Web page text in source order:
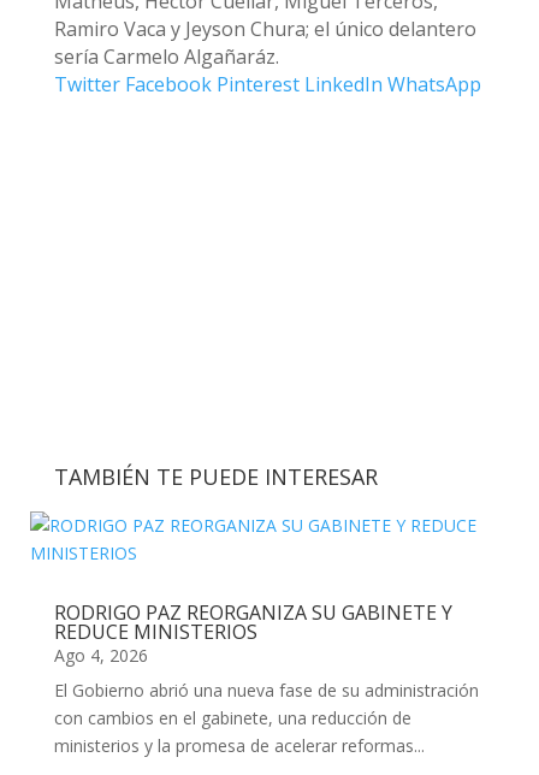
Ramiro Vaca y Jeyson Chura; el único delantero
sería Carmelo Algañaráz.
Twitter Facebook Pinterest LinkedIn WhatsApp
TAMBIÉN TE PUEDE INTERESAR
RODRIGO PAZ REORGANIZA SU GABINETE Y
REDUCE MINISTERIOS
Ago 4, 2026
El Gobierno abrió una nueva fase de su administración
con cambios en el gabinete, una reducción de
ministerios y la promesa de acelerar reformas...